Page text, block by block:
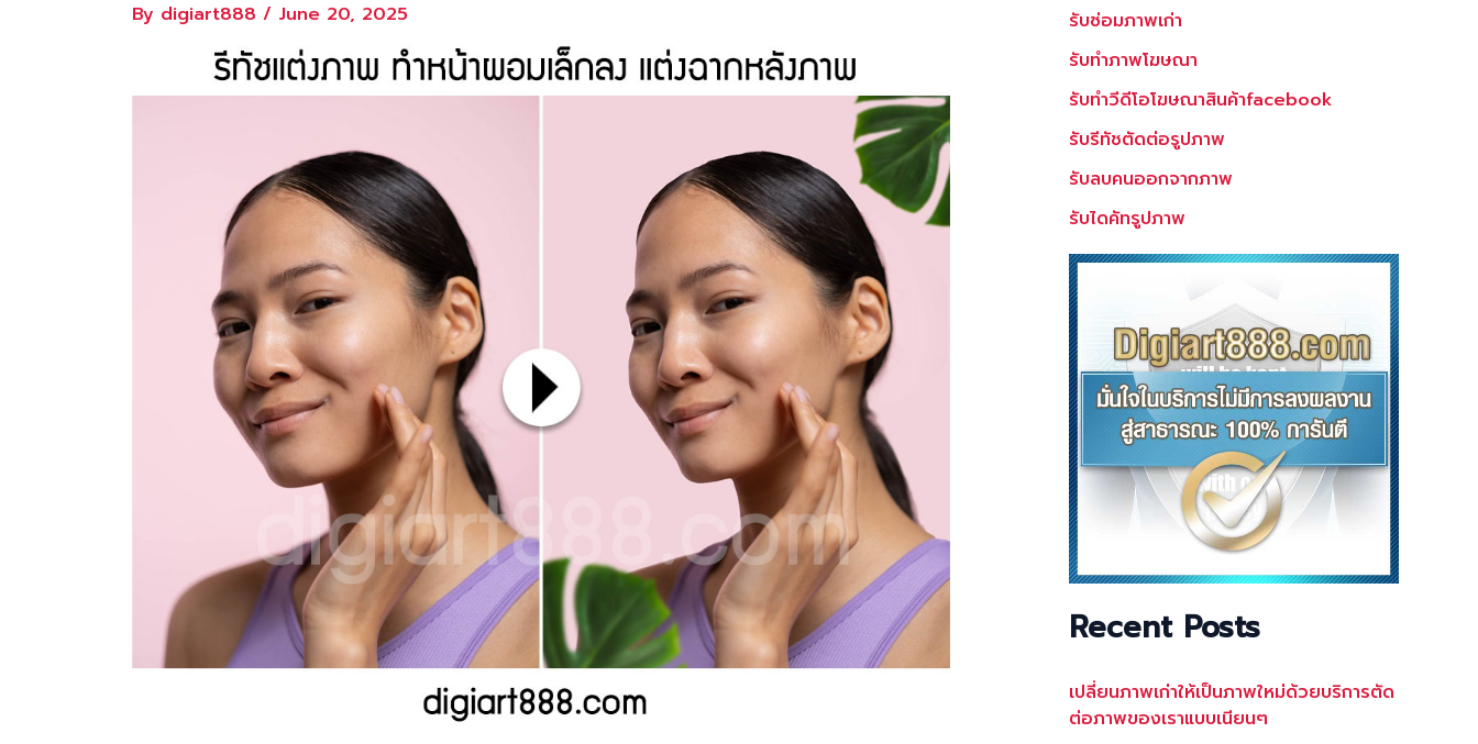
By digiart888 / June 20, 2025
รับซ่อมภาพเก่า
รับทำภาพโฆษณา
รับทำวีดีโอโฆษณาสินค้าfacebook
รับรีทัชตัดต่อรูปภาพ
รับลบคนออกจากภาพ
รับไดคัทรูปภาพ
Recent Posts
เปลี่ยนภาพเก่าให้เป็นภาพใหม่ด้วยบริการตัด
ต่อภาพของเราแบบเนียนๆ